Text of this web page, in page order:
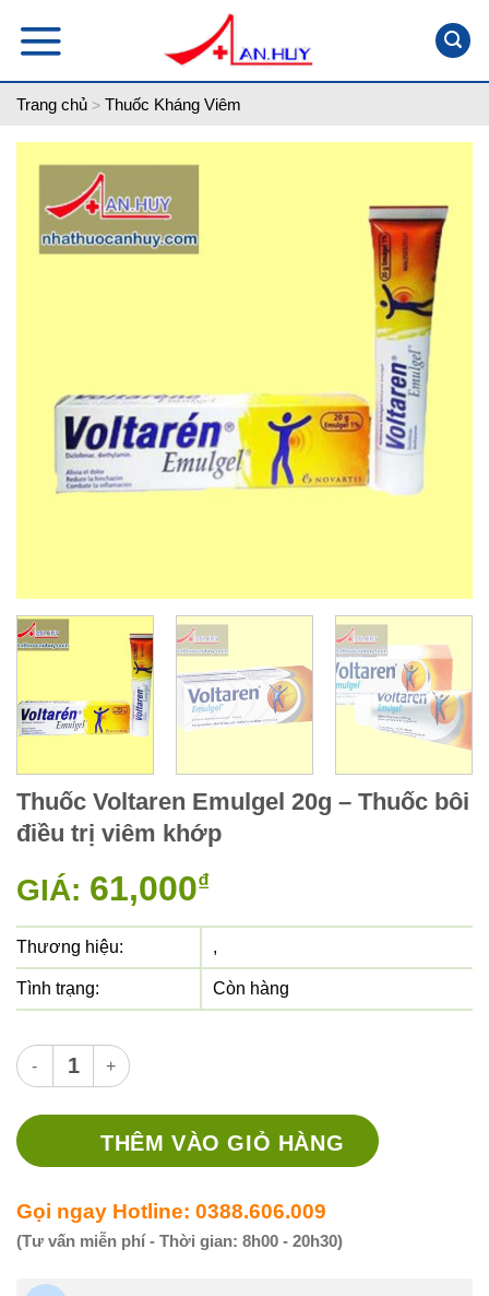
Trang chủ > Thuốc Kháng Viêm
Thuốc Voltaren Emulgel 20g – Thuốc bôi
điều trị viêm khớp
GIÁ: 61,000₫
Thương hiệu: ,
Tình trạng: Còn hàng
Thuốc Voltaren Emulgel 20g - Thuốc bôi điều trị viêm khớp số
THÊM VÀO GIỎ HÀNG
Gọi ngay Hotline: 0388.606.009
(Tư vấn miễn phí - Thời gian: 8h00 - 20h30)